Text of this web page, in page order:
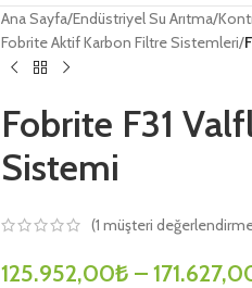
Ana Sayfa/Endüstriyel Su Arıtma/
Fobrite Aktif Karbon Filtre Sistemleri/
Fobrite F31
Sistemi
(1 müşteri
125.952,00₺ –